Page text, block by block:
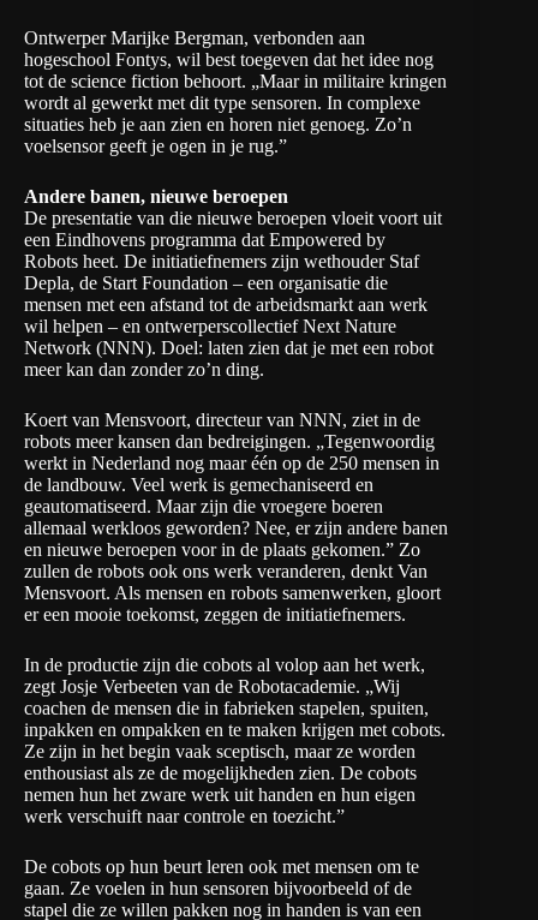
Ontwerper Marijke Bergman, verbonden aan
hogeschool Fontys, wil best toegeven dat het idee nog
tot de science fiction behoort. „Maar in militaire kringen
wordt al gewerkt met dit type sensoren. In complexe
situaties heb je aan zien en horen niet genoeg. Zo’n
voelsensor geeft je ogen in je rug.”
Andere banen, nieuwe beroepen
De presentatie van die nieuwe beroepen vloeit voort uit
een Eindhovens programma dat Empowered by
Robots heet. De initiatiefnemers zijn wethouder Staf
Depla, de Start Foundation – een organisatie die
mensen met een afstand tot de arbeidsmarkt aan werk
wil helpen – en ontwerperscollectiefNext Nature
Network (NNN). Doel: laten zien dat je met een robot
meer kan dan zonder zo’n ding.
Koert van Mensvoort, directeur van NNN, ziet in de
robots meer kansen dan bedreigingen. „Tegenwoordig
werkt in Nederland nog maar één op de 250 mensen in
de landbouw. Veel werk is gemechaniseerd en
geautomatiseerd. Maar zijn die vroegere boeren
allemaal werkloos geworden? Nee, er zijn andere banen
en nieuwe beroepen voor in de plaats gekomen.” Zo
zullen de robots ook ons werk veranderen, denkt Van
Mensvoort. Als mensen en robots samenwerken, gloort
er een mooie toekomst, zeggen de initiatiefnemers.
In de productie zijn die cobots al volop aan het werk,
zegt Josje Verbeeten van de Robotacademie. „Wij
coachen de mensen die in fabrieken stapelen, spuiten,
inpakken en ompakken en te maken krijgen met cobots.
Ze zijn in het begin vaak sceptisch, maar ze worden
enthousiast als ze de mogelijkheden zien. De cobots
nemen hun het zware werk uit handen en hun eigen
werk verschuift naar controle en toezicht.”
De cobots op hun beurt leren ook met mensen om te
gaan. Ze voelen in hun sensoren bijvoorbeeld of de
stapel die ze willen pakken nog in handen is van een